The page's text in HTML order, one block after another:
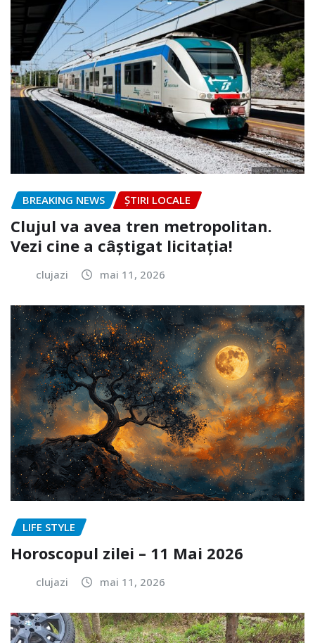
BREAKING NEWS ȘTIRI LOCALE
Clujul va avea tren metropolitan.
Vezi cine a câștigat licitația!
clujazi mai 11, 2026
LIFE STYLE
Horoscopul zilei – 11 Mai 2026
clujazi mai 11, 2026